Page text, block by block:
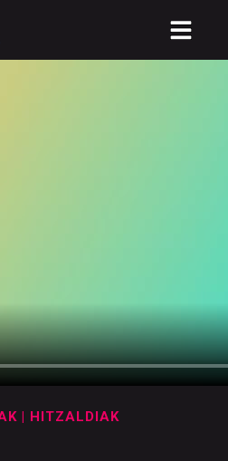
| HITZALDIAK